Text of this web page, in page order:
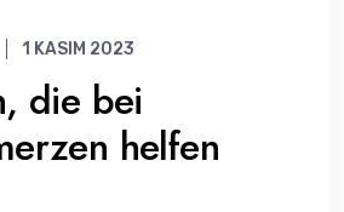
1 KASIM 2023
die bei
helfen